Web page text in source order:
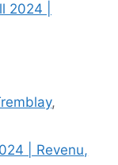
2024 |
,
| Revenu,